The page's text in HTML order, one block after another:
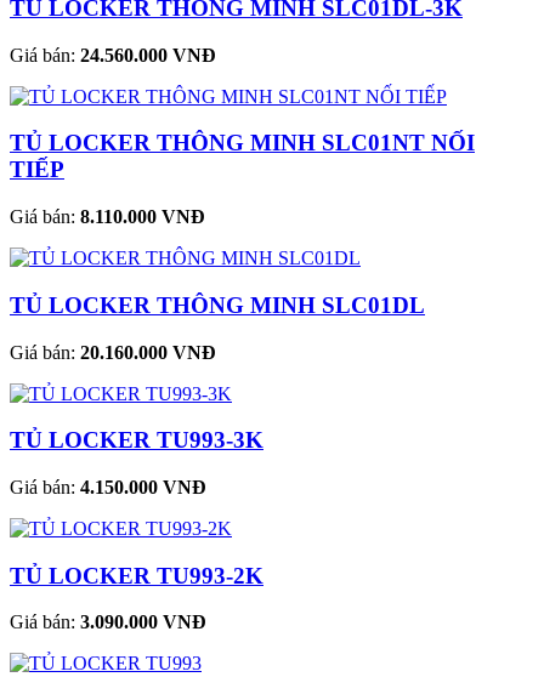
TỦ LOCKER THÔNG MINH SLC01DL-3K
Giá bán: 24.560.000 VNĐ
TỦ LOCKER THÔNG MINH SLC01NT NỐI
TIẾP
Giá bán: 8.110.000 VNĐ
TỦ LOCKER THÔNG MINH SLC01DL
Giá bán: 20.160.000 VNĐ
TỦ LOCKER TU993-3K
Giá bán: 4.150.000 VNĐ
TỦ LOCKER TU993-2K
Giá bán: 3.090.000 VNĐ